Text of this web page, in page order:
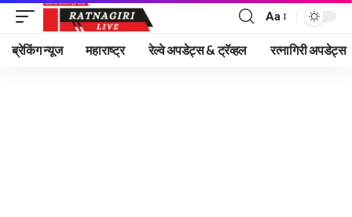
Font
Resizer
Aa
ब्रेकिंग न्यूज महाराष्ट्र रेल्वे अपडेट्स & ट्रॅव्हल रत्नागिरी अपडेट्स